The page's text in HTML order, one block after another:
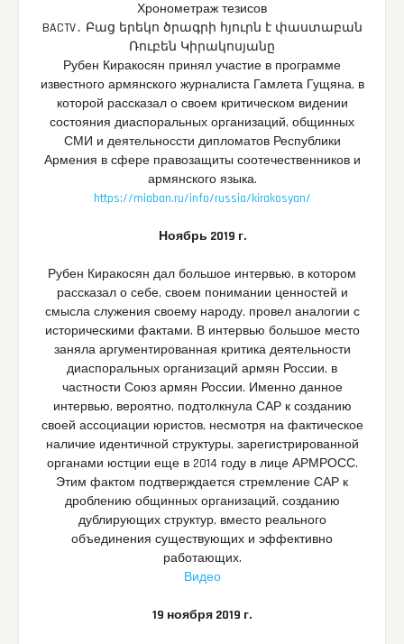
Хронометраж тезисов
BACTV․ Բաց երեկո ծրագրի հյուրն է փաստաբան
Ռուբեն Կիրակոսյանը
Рубен Киракосян принял участие в программе
известного армянского журналиста Гамлета Гущяна, в
которой рассказал о своем критическом видении
состояния диаспоральных организаций, общинных
СМИ и деятельноссти дипломатов Республики
Армения в сфере правозащиты соотечественников и
армянского языка.
https://miaban.ru/info/russia/kirakosyan/
Ноябрь 2019 г.
Рубен Киракосян дал большое интервью, в котором
рассказал о себе, своем понимании ценностей и
смысла служения своему народу, провел аналогии с
историческими фактами. В интервью большое место
заняла аргументированная критика деятельности
диаспоральных организаций армян России, в
частности Союз армян России. Именно данное
интервью, вероятно, подтолкнула САР к созданию
своей ассоциации юристов, несмотря на фактическое
наличие идентичной структуры, зарегистрированной
органами юстции еще в 2014 году в лице АРМРОСС.
Этим фактом подтверждается стремление САР к
дроблению общинных организаций, созданию
дублирующих структур, вместо реального
объединения существующих и эффективно
работающих.
Видео
19 ноября 2019 г.